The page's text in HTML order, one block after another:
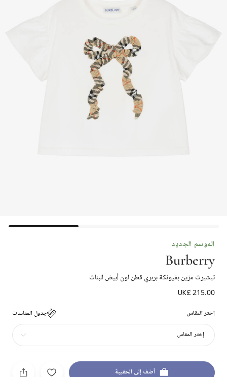
الموسم الجديد
Burberry
تيشيرت مزين بفيونكة بربري قطن لون أبيض للبنات
UK£ 215.00
إختر المقاس جدول المقاسات
إختر المقاس
أضف إلى الحقيبة